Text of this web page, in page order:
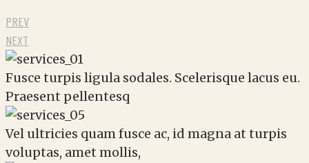
PREV
NEXT
Fusce turpis ligula sodales. Scelerisque lacus eu.
Praesent pellentesq
Vel ultricies quam fusce ac, id magna at turpis
voluptas, amet mollis,